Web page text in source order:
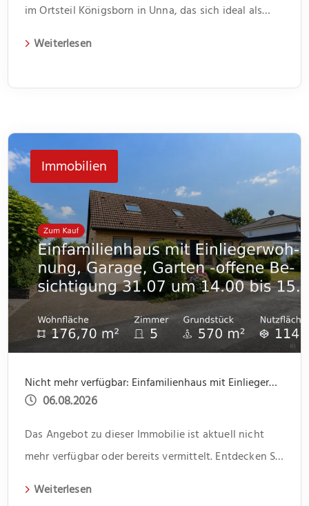
im Ortsteil Königsborn in Unna, das sich ideal als
[…]
Weiterlesen
Immobilien
Nicht mehr verfügbar: Einfamilienhaus mit Einliegerwohnung, Garage, Garten -offene Besichtigung 31.07 um 14.00 bis 15.30
06.08.2026
Das Angebot zu dieser Immobilie ist aktuell nicht
mehr verfügbar oder bereits vermittelt. Entdecken Sie
Weiterlesen